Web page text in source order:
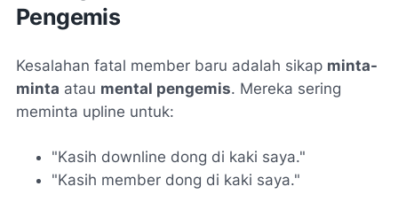
Pengemis
Kesalahan fatal member baru adalah sikap minta-
minta atau mental pengemis. Mereka sering
meminta upline untuk:
"Kasih downline dong di kaki saya."
"Kasih member dong di kaki saya."